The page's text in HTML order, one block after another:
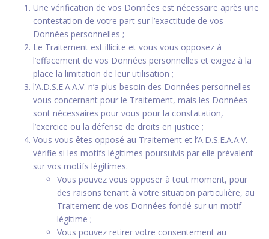
Une vérification de vos Données est nécessaire après une
contestation de votre part sur l’exactitude de vos
Données personnelles ;
Le Traitement est illicite et vous vous opposez à
l’effacement de vos Données personnelles et exigez à la
place la limitation de leur utilisation ;
l’A.D.S.E.A.A.V. n’a plus besoin des Données personnelles
vous concernant pour le Traitement, mais les Données
sont nécessaires pour vous pour la constatation,
l’exercice ou la défense de droits en justice ;
Vous vous êtes opposé au Traitement et l’A.D.S.E.A.A.V.
vérifie si les motifs légitimes poursuivis par elle prévalent
sur vos motifs légitimes.
Vous pouvez vous opposer à tout moment, pour
des raisons tenant à votre situation particulière, au
Traitement de vos Données fondé sur un motif
légitime ;
Vous pouvez retirer votre consentement au